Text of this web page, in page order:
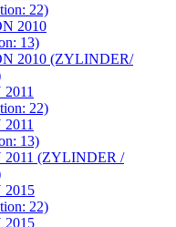
22)
2010
13)
2010 (ZYLINDER/
22)
13)
2011 (ZYLINDER /
2015
22)
2015